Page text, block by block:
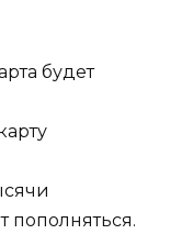
пополняться.